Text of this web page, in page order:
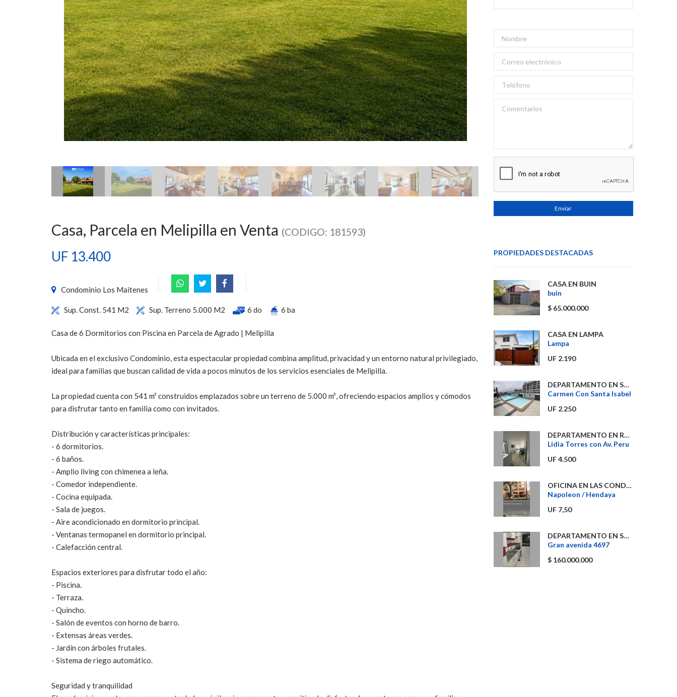
Casa, Parcela en Melipilla en Venta (CODIGO: 181593)
UF 13.400
Condominio Los Maitenes
Sup. Const. 541 M2 Sup. Terreno 5.000 M2 6 do 6 ba
Casa de 6 Dormitorios con Piscina en Parcela de Agrado | Melipilla
Ubicada en el exclusivo Condominio, esta espectacular propiedad combina amplitud, privacidad y un entorno natural privilegiado,
ideal para familias que buscan calidad de vida a pocos minutos de los servicios esenciales de Melipilla.
La propiedad cuenta con 541 m² construidos emplazados sobre un terreno de 5.000 m², ofreciendo espacios amplios y cómodos
para disfrutar tanto en familia como con invitados.
Distribución y características principales:
- 6 dormitorios.
- 6 baños.
- Amplio living con chimenea a leña.
- Comedor independiente.
- Cocina equipada.
- Sala de juegos.
- Aire acondicionado en dormitorio principal.
- Ventanas termopanel en dormitorio principal.
- Calefacción central.
Espacios exteriores para disfrutar todo el año:
- Piscina.
- Terraza.
- Quincho.
- Salón de eventos con horno de barro.
- Extensas áreas verdes.
- Jardín con árboles frutales.
- Sistema de riego automático.
Seguridad y tranquilidad
Enviar
PROPIEDADES DESTACADAS
CASA EN BUIN
buin
$ 65.000.000
CASA EN LAMPA
Lampa
UF 2.190
DEPARTAMENTO EN SANTIAGO
Carmen Con Santa Isabel
UF 2.250
DEPARTAMENTO EN RECOLETA
Lidia Torres con Av. Peru
UF 4.500
OFICINA EN LAS CONDES
Napoleon / Hendaya
UF 7,50
DEPARTAMENTO EN SAN MIGUEL
Gran avenida 4697
$ 160.000.000